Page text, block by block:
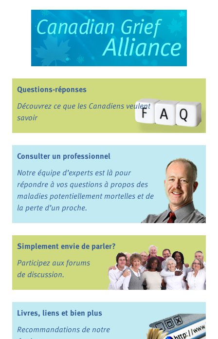
Questions-réponses
Découvrez ce que les Canadiens veulent
savoir
Consulter un professionnel
Notre équipe d’experts est là pour
répondre à vos questions à propos des
maladies potentiellement mortelles et de
la perte d’un proche.
Simplement envie de parler?
Participez aux forums
de discussion.
Livres, liens et bien plus
Recommandations de notre